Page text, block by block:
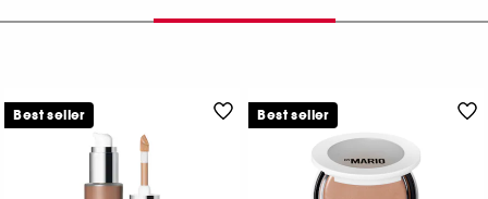
Best seller Best seller